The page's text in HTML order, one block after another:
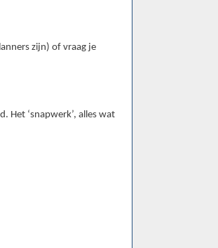
zijn) of vraag je
Het ‘snapwerk’, alles wat